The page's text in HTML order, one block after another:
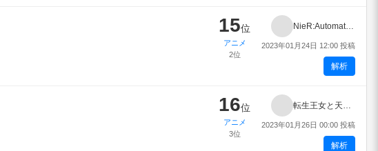
15位
アニメ
2位
NieR:Automata Ver1.1a
2023年01月24日 12:00 投稿
解析
16位
アニメ
3位
転生王女と天才令嬢の魔法革命
2023年01月26日 00:00 投稿
解析